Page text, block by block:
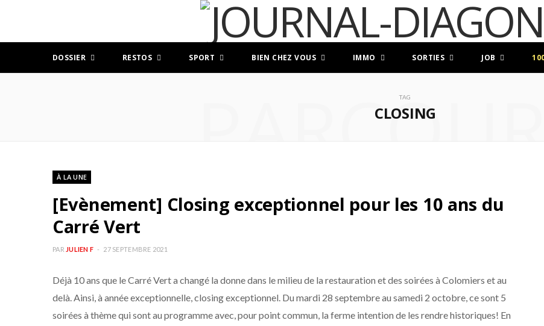
DOSSIER RESTOS SPORT BIEN CHEZ VOUS IMMO SORTIES JOB
TAG
CLOSING
À LA UNE
[Evènement] Closing exceptionnel pour les 10 ans du
Carré Vert
PAR JULIEN F 27 SEPTEMBRE 2021
Déjà 10 ans que le Carré Vert a changé la donne dans le milieu de la restauration et des soirées à Colomiers et au
delà. Ainsi, à année exceptionnelle, closing exceptionnel. Du mardi 28 septembre au samedi 2 octobre, ce sont 5
soirées à thème qui sont au programme avec, pour point commun, la ferme intention de les rendre historiques! En